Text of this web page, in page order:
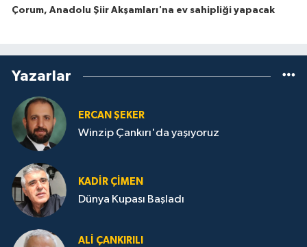
Çorum, Anadolu Şiir Akşamları'na ev sahipliği yapacak
Yazarlar
ERCAN ŞEKER
Winzip Çankırı'da yaşıyoruz
KADIR ÇIMEN
Dünya Kupası Başladı
ALI ÇANKIRILI